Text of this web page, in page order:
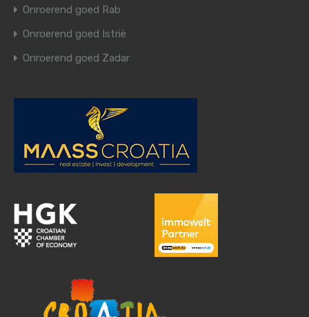
Onroerend goed Rab
Onroerend goed Istrië
Onroerend goed Zadar